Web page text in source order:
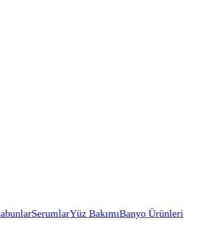
SerumlarYüz BakımıBanyo Ürünleri